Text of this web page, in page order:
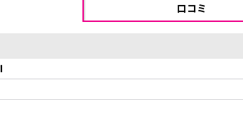
口コミ